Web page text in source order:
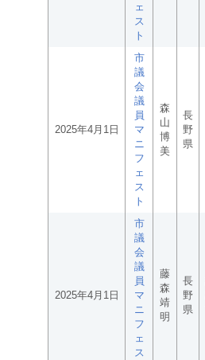
ェ
ス
ト
2025年4月1日
市
議
会
議
員
マ
ニ
フ
ェ
ス
ト
森
山
博
美
長
野
県
2025年4月1日
市
議
会
議
員
マ
ニ
フ
ェ
ス
藤
森
靖
明
長
野
県